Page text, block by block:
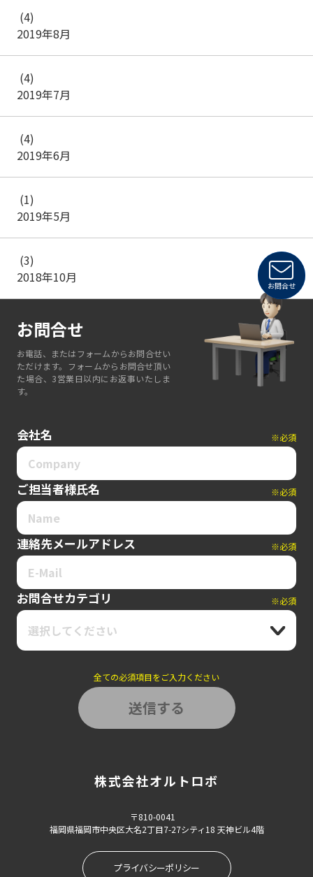
2019年8月
(4)
2019年7月
(4)
2019年6月
(4)
2019年5月
(1)
2018年10月
(3)
お問合せ
お問合せ
お電話、またはフォームからお問合せい
ただけます。フォームからお問合せ頂い
た場合、3営業日以内にお返事いたしま
す。
会社名 ※必須
ご担当者様氏名 ※必須
連絡先メールアドレス ※必須
お問合せカテゴリ ※必須
選択してください
全ての必須項目をご入力ください
株式会社オルトロボ
〒810-0041
福岡県福岡市中央区大名2丁目7-27シティ18 天神ビル4階
プライバシーポリシー